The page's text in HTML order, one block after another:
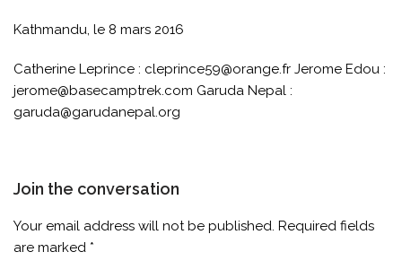
Kathmandu, le 8 mars 2016
Catherine Leprince : cleprince59@orange.fr Jerome Edou :
jerome@basecamptrek.com Garuda Nepal :
garuda@garudanepal.org
Join the conversation
Your email address will not be published. Required fields
are marked *